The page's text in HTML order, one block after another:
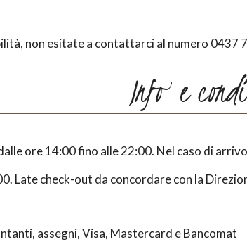
non esitate a contattarci al numero 0437
Info e
ore 14:00 fino alle 22:00. Nel caso di
Late check-out da concordare con la
assegni, Visa, Mastercard e Bancomat